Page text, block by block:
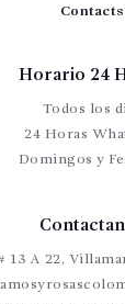
Contacts
Horario 24
Todos los
24 Horas
Domingos y
13 A 22,